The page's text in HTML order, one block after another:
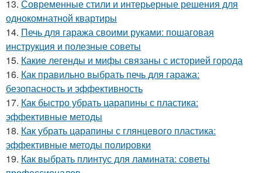
13. Современные стили и интерьерные решения для
однокомнатной квартиры
14. Печь для гаража своими руками: пошаговая
инструкция и полезные советы
15. Какие легенды и мифы связаны с историей города
16. Как правильно выбрать печь для гаража:
безопасность и эффективность
17. Как быстро убрать царапины с пластика:
эффективные методы
18. Как убрать царапины с глянцевого пластика:
эффективные методы полировки
19. Как выбрать плинтус для ламината: советы